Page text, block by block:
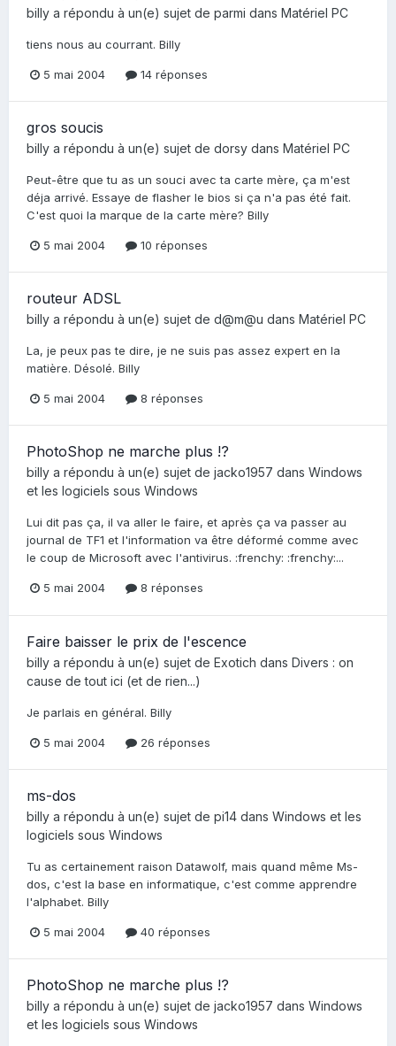
billy a répondu à un(e) sujet de parmi dans Matériel PC
tiens nous au courrant. Billy
5 mai 2004 14 réponses
gros soucis
billy a répondu à un(e) sujet de dorsy dans Matériel PC
Peut-être que tu as un souci avec ta carte mère, ça m'est
déja arrivé. Essaye de flasher le bios si ça n'a pas été fait.
C'est quoi la marque de la carte mère? Billy
5 mai 2004 10 réponses
routeur ADSL
billy a répondu à un(e) sujet de d@m@u dans Matériel PC
La, je peux pas te dire, je ne suis pas assez expert en la
matière. Désolé. Billy
5 mai 2004 8 réponses
PhotoShop ne marche plus !?
billy a répondu à un(e) sujet de jacko1957 dans Windows
et les logiciels sous Windows
Lui dit pas ça, il va aller le faire, et après ça va passer au
journal de TF1 et l'information va être déformé comme avec
le coup de Microsoft avec l'antivirus. :frenchy: :frenchy:...
5 mai 2004 8 réponses
Faire baisser le prix de l'escence
billy a répondu à un(e) sujet de Exotich dans Divers : on
cause de tout ici (et de rien...)
Je parlais en général. Billy
5 mai 2004 26 réponses
ms-dos
billy a répondu à un(e) sujet de pi14 dans Windows et les
logiciels sous Windows
Tu as certainement raison Datawolf, mais quand même Ms-
dos, c'est la base en informatique, c'est comme apprendre
l'alphabet. Billy
5 mai 2004 40 réponses
PhotoShop ne marche plus !?
billy a répondu à un(e) sujet de jacko1957 dans Windows
et les logiciels sous Windows